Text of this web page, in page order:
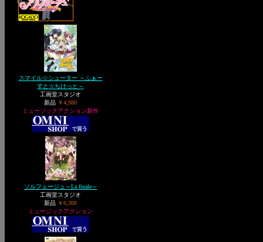
スマイル☆シューター ～ふぁー
すと☆ちけっと～
工画堂スタジオ
新品 ￥4,980
ミュージックアクション新作
ソルフェージュ～La finale～
工画堂スタジオ
新品 ￥6,300
ミュージックアクション